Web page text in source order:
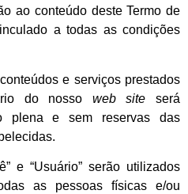
ao conteúdo deste Termo de
a todas as condições
e serviços prestados
do nosso web site será
plena e sem reservas das
e “Usuário” serão utilizados
as pessoas físicas e/ou